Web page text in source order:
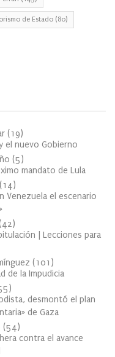
de Estado (80)
(19)
el nuevo Gobierno
(5)
mandato de Lula
(14)
Venezuela el escenario
42)
| Lecciones para
(101 )
de la Impudicia
)
desmontó el plan
de Gaza
(54)
contra el avance